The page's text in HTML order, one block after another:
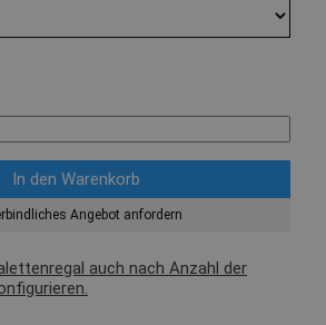
Angebot anfordern
auch nach Anzahl der